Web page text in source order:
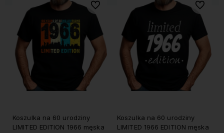
Koszulka na 60 urodziny
LIMITED EDITION 1966 męska
Do ulubionych
Koszulka na 60 urodziny
LIMITED 1966 EDITION męska
Do